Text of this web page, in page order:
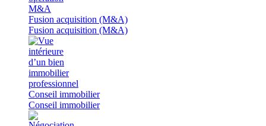
Fusion acquisition (M&A)
Fusion acquisition (M&A)
Conseil immobilier
Conseil immobilier